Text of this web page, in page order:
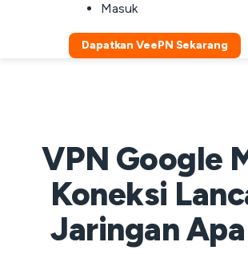
Masuk
Dapatkan VeePN Sekarang
VPN Google
Koneksi
Jaringan